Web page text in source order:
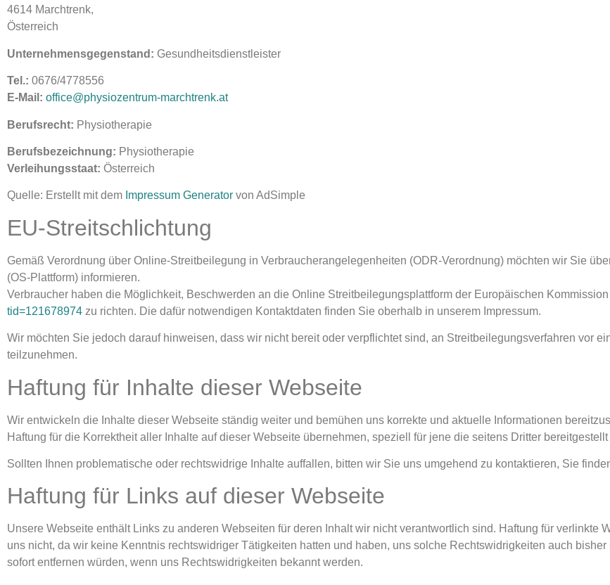
4614 Marchtrenk,
Österreich
Unternehmensgegenstand: Gesundheitsdienstleister
Tel.: 0676/4778556
E-Mail: office@physiozentrum-marchtrenk.at
Berufsrecht: Physiotherapie
Berufsbezeichnung: Physiotherapie
Verleihungsstaat: Österreich
Quelle: Erstellt mit dem Impressum Generator von AdSimple
EU-Streitschlichtung
Gemäß Verordnung über Online-Streitbeilegung in Verbraucherangelegenheiten (ODR-Verordnung) möchten wir Sie
(OS-Plattform) informieren.
Verbraucher haben die Möglichkeit, Beschwerden an die Online Streitbeilegungsplattform der Europäischen
tid=121678974 zu richten. Die dafür notwendigen Kontaktdaten finden Sie oberhalb in unserem Impressum.
Wir möchten Sie jedoch darauf hinweisen, dass wir nicht bereit oder verpflichtet sind, an Streitbeilegungsverfahren vor
teilzunehmen.
Haftung für Inhalte dieser Webseite
Wir entwickeln die Inhalte dieser Webseite ständig weiter und bemühen uns korrekte und aktuelle Informationen
Haftung für die Korrektheit aller Inhalte auf dieser Webseite übernehmen, speziell für jene die seitens Dritter
Sollten Ihnen problematische oder rechtswidrige Inhalte auffallen, bitten wir Sie uns umgehend zu kontaktieren, Sie
Haftung für Links auf dieser Webseite
Unsere Webseite enthält Links zu anderen Webseiten für deren Inhalt wir nicht verantwortlich sind. Haftung für verlinkte
uns nicht, da wir keine Kenntnis rechtswidriger Tätigkeiten hatten und haben, uns solche Rechtswidrigkeiten auch
sofort entfernen würden, wenn uns Rechtswidrigkeiten bekannt werden.